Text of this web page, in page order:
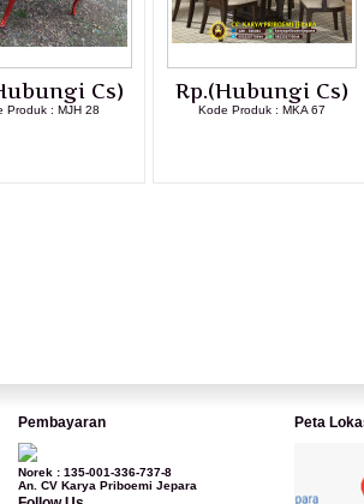
Cs)
Produk : MJH 28
Rp.(Hubungi Cs)
Kode Produk : MKA 67
Pembayaran
Norek : 135-001-336-737-8
An. CV Karya Priboemi Jepara
Peta